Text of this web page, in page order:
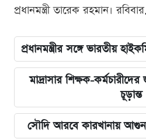
প্রধানমন্ত্রী তারেক রহমান।
প্রধানমন্ত্রীর সঙ্গে ভারতীয়
মাদ্রাসার শিক্ষক-
চূড়ান্ত
সৌদি আরবে কারখানায়